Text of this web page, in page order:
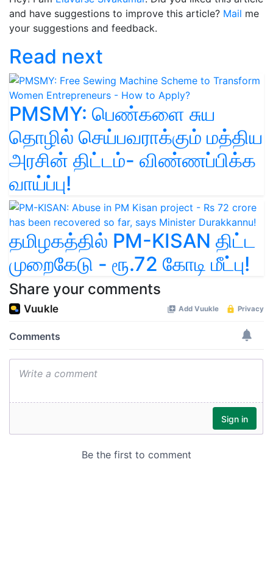
and have suggestions to improve this article? Mail me
your suggestions and feedback.
Read next
PMSMY: பெண்களை சுய
தொழில் செய்பவராக்கும் மத்திய
அரசின் திட்டம்- விண்ணப்பிக்க
வாய்ப்பு!
தமிழகத்தில் PM-KISAN திட்ட
முறைகேடு - ரூ.72 கோடி மீட்பு!
Share your comments